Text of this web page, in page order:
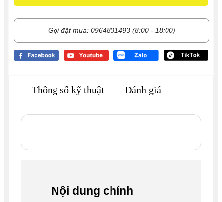
Gọi đặt mua: 0964801493 (8:00 - 18:00)
Thông số kỹ thuật Đánh giá
Nội dung chính